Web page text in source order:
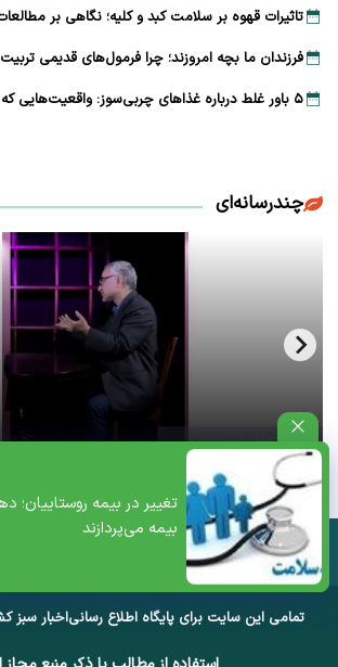
بیمه می‌پردازند
تاثیرات قهوه بر سلامت کبد و کلیه؛ نگاهی بر
فرزندان ما بچه امروزند؛ چرا فرمول‌های قدیمی
۵ باور غلط درباره غذاهای چربی‌سوز: واقعیت‌هایی که باید بدانید
چندرسانه‌ای
فحش بالای ۱۸سال سعید لیلاز از فرط عصبانیت+ویدئو
تمامی این سایت برای پایگاه اطلاع رسانیاخبار سبز